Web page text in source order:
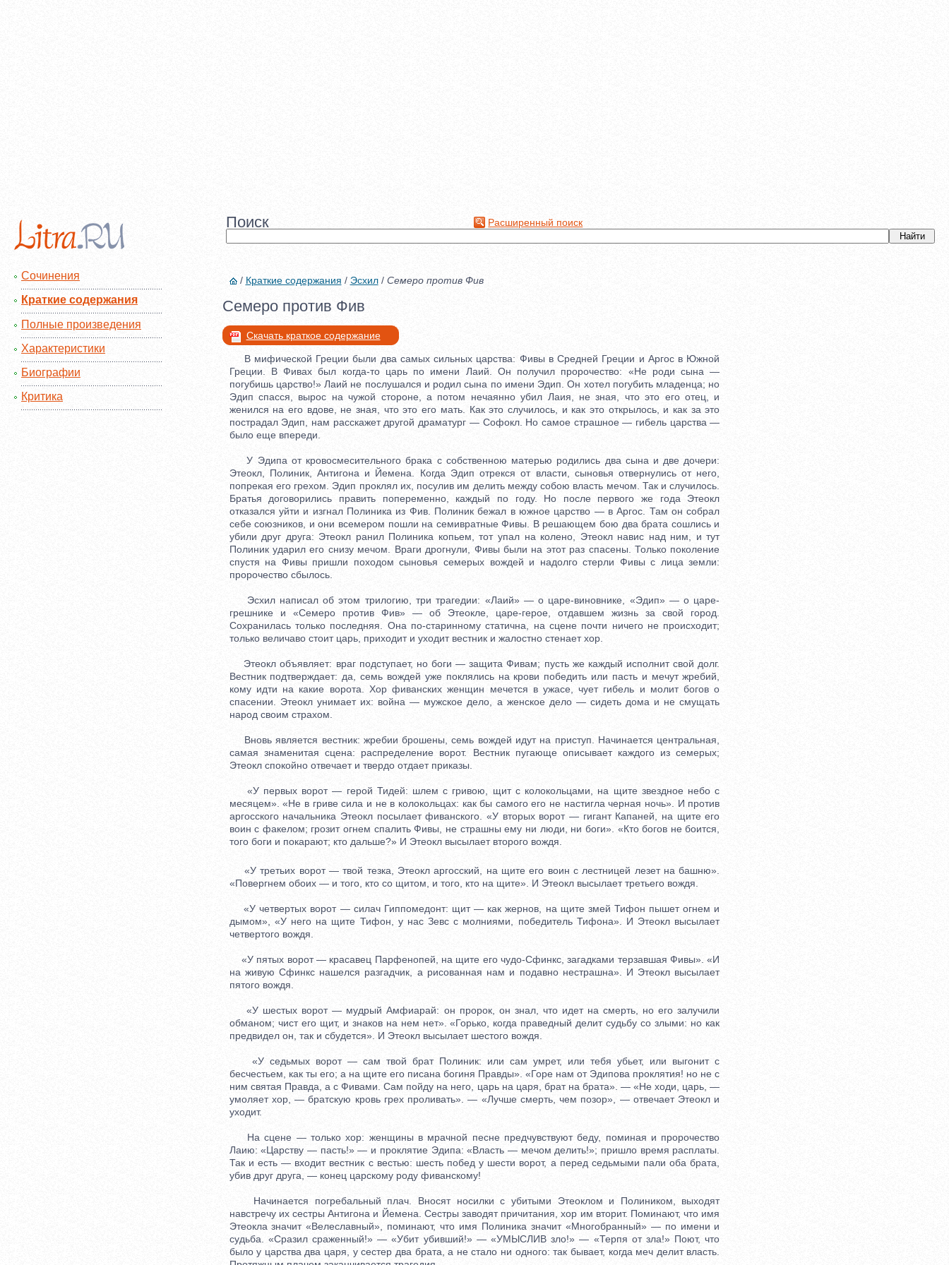
Поиск Расширенный поиск
Сочинения
Краткие содержания
Полные произведения
Характеристики
Биографии
Критика
/ Краткие содержания / Эсхил/ Семеро против Фив
Семеро против Фив
Скачать краткое содержание
В мифической Греции были два самых сильных царства: Фивы в Средней Греции и Аргос в Южной
Греции. В Фивах был когда-то царь по имени Лаий. Он получил пророчество: «Не роди сына —
погубишь царство!» Лаий не послушался и родил сына по имени Эдип. Он хотел погубить младенца; но
Эдип спасся, вырос на чужой стороне, а потом нечаянно убил Лаия, не зная, что это его отец, и
женился на его вдове, не зная, что это его мать. Как это случилось, и как это открылось, и как за это
пострадал Эдип, нам расскажет другой драматург — Софокл. Но самое страшное — гибель царства —
было еще впереди.
У Эдипа от кровосмесительного брака с собственною матерью родились два сына и две дочери:
Этеокл, Полиник, Антигона и Йемена. Когда Эдип отрекся от власти, сыновья отвернулись от него,
попрекая его грехом. Эдип проклял их, посулив им делить между собою власть мечом. Так и случилось.
Братья договорились править попеременно, каждый по году. Но после первого же года Этеокл
отказался уйти и изгнал Полиника из Фив. Полиник бежал в южное царство — в Аргос. Там он собрал
себе союзников, и они всемером пошли на семивратные Фивы. В решающем бою два брата сошлись и
убили друг друга: Этеокл ранил Полиника копьем, тот упал на колено, Этеокл навис над ним, и тут
Полиник ударил его снизу мечом. Враги дрогнули, Фивы были на этот раз спасены. Только поколение
спустя на Фивы пришли походом сыновья семерых вождей и надолго стерли Фивы с лица земли:
пророчество сбылось.
Эсхил написал об этом трилогию, три трагедии: «Лаий» — о царе-виновнике, «Эдип» — о царе-
грешнике и «Семеро против Фив» — об Этеокле, царе-герое, отдавшем жизнь за свой город.
Сохранилась только последняя. Она по-старинному статична, на сцене почти ничего не происходит;
только величаво стоит царь, приходит и уходит вестник и жалостно стенает хор.
Этеокл объявляет: враг подступает, но боги — защита Фивам; пусть же каждый исполнит свой долг.
Вестник подтверждает: да, семь вождей уже поклялись на крови победить или пасть и мечут жребий,
кому идти на какие ворота. Хор фиванских женщин мечется в ужасе, чует гибель и молит богов о
спасении. Этеокл унимает их: война — мужское дело, а женское дело — сидеть дома и не смущать
народ своим страхом.
Вновь является вестник: жребии брошены, семь вождей идут на приступ. Начинается центральная,
самая знаменитая сцена: распределение ворот. Вестник пугающе описывает каждого из семерых;
Этеокл спокойно отвечает и твердо отдает приказы.
«У первых ворот — герой Тидей: шлем с гривою, щит с колокольцами, на щите звездное небо с
месяцем». «Не в гриве сила и не в колокольцах: как бы самого его не настигла черная ночь». И против
аргосского начальника Этеокл посылает фиванского. «У вторых ворот — гигант Капаней, на щите его
воин с факелом; грозит огнем спалить Фивы, не страшны ему ни люди, ни боги». «Кто богов не боится,
того боги и покарают; кто дальше?» И Этеокл высылает второго вождя.
«У третьих ворот — твой тезка, Этеокл аргосский, на щите его воин с лестницей лезет на башню».
«Повергнем обоих — и того, кто со щитом, и того, кто на щите». И Этеокл высылает третьего вождя.
«У четвертых ворот — силач Гиппомедонт: щит — как жернов, на щите змей Тифон пышет огнем и
дымом», «У него на щите Тифон, у нас Зевс с молниями, победитель Тифона». И Этеокл высылает
четвертого вождя.
«У пятых ворот — красавец Парфенопей, на щите его чудо-Сфинкс, загадками терзавшая Фивы». «И
на живую Сфинкс нашелся разгадчик, а рисованная нам и подавно нестрашна». И Этеокл высылает
пятого вождя.
«У шестых ворот — мудрый Амфиарай: он пророк, он знал, что идет на смерть, но его залучили
обманом; чист его щит, и знаков на нем нет». «Горько, когда праведный делит судьбу со злыми: но как
предвидел он, так и сбудется». И Этеокл высылает шестого вождя.
«У седьмых ворот — сам твой брат Полиник: или сам умрет, или тебя убьет, или выгонит с
бесчестьем, как ты его; а на щите его писана богиня Правды». «Горе нам от Эдипова проклятия! но не с
ним святая Правда, а с Фивами. Сам пойду на него, царь на царя, брат на брата». — «Не ходи, царь, —
умоляет хор, — братскую кровь грех проливать». — «Лучше смерть, чем позор», — отвечает Этеокл и
уходит.
На сцене — только хор: женщины в мрачной песне предчувствуют беду, поминая и пророчество
Лаию: «Царству — пасть!» — и проклятие Эдипа: «Власть — мечом делить!»; пришло время расплаты.
Так и есть — входит вестник с вестью: шесть побед у шести ворот, а перед седьмыми пали оба брата,
убив друг друга, — конец царскому роду фиванскому!
Начинается погребальный плач. Вносят носилки с убитыми Этеоклом и Полиником, выходят
навстречу их сестры Антигона и Йемена. Сестры заводят причитания, хор им вторит. Поминают, что имя
Этеокла значит «Велеславный», поминают, что имя Полиника значит «Многобранный» — по имени и
судьба. «Сразил сраженный!» — «Убит убивший!» — «УМЫСЛИВ зло!» — «Терпя от зла!» Поют, что
было у царства два царя, у сестер два брата, а не стало ни одного: так бывает, когда меч делит власть.